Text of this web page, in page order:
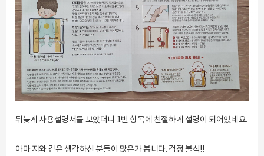
뒤늦게 사용설명서를 보았더니 1번 항목에 친절하게 설명이 되어있네요.
아마 저와 같은 생각하신 분들이 많은가 봅니다. 걱정 불식!!